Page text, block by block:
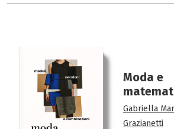
Moda e
Gabriella
Grazianetti